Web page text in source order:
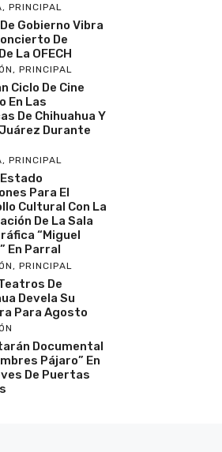
, PRINCIPAL
Gobierno Vibra
De
La OFECH
, PRINCIPAL
Ciclo De Cine
En Las
De Chihuahua Y
Durante
, PRINCIPAL
Para El
Cultural Con La
De La Sala
“Miguel
En Parral
, PRINCIPAL
De
Devela Su
Para Agosto
Documental
Pájaro” En
De Puertas